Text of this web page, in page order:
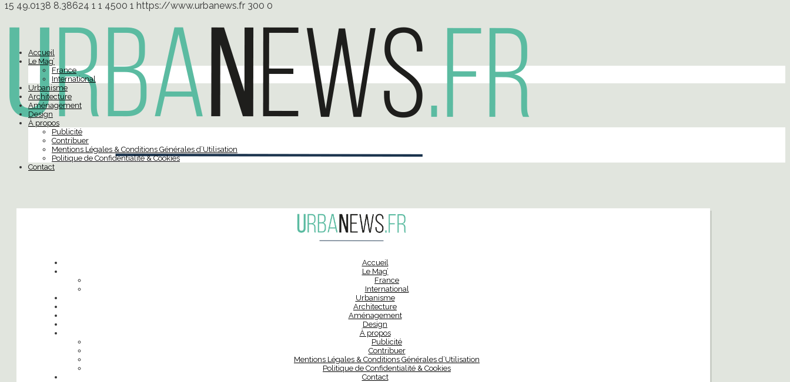
15 49.0138 8.38624 1 1 4500 1 https://www.urbanews.fr 300 0
Accueil
Le Mag’
France
International
Urbanisme
Architecture
Aménagement
Design
À propos
Publicité
Contribuer
Mentions Légales & Conditions Générales d’Utilisation
Politique de Confidentialité & Cookies
Contact
Accueil
Le Mag’
France
International
Urbanisme
Architecture
Aménagement
Design
À propos
Publicité
Contribuer
Mentions Légales & Conditions Générales d’Utilisation
Politique de Confidentialité & Cookies
Contact